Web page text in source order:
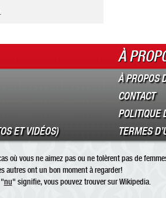
ET VIDÉOS)
À
À PROPOS
CONTACT
POLITIQUE
TERMES
où vous ne aimez pas ou ne tolèrent pas de
autres ont un bon moment à regarder!
nu" signifie, vous pouvez trouver sur Wikipedia.